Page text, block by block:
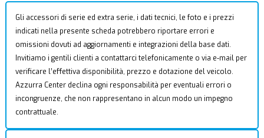
Gli accessori di serie ed extra serie, i dati tecnici, le foto e i prezzi
indicati nella presente scheda potrebbero riportare errori e
omissioni dovuti ad aggiornamenti e integrazioni della base dati.
Invitiamo i gentili clienti a contattarci telefonicamente o via e-mail per
verificare l’effettiva disponibilità, prezzo e dotazione del veicolo.
Azzurra Center declina ogni responsabilità per eventuali errori o
incongruenze, che non rappresentano in alcun modo un impegno
contrattuale.